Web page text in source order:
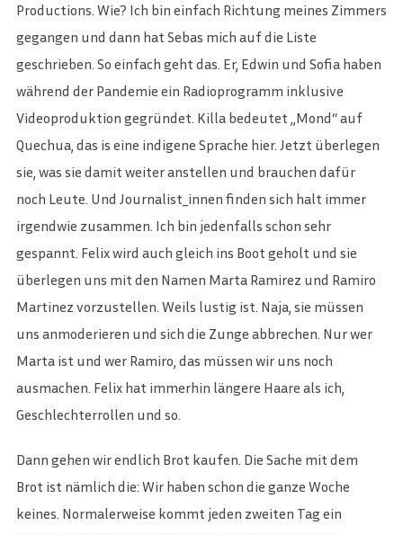
Productions. Wie? Ich bin einfach Richtung meines Zimmers
gegangen und dann hat Sebas mich auf die Liste
geschrieben. So einfach geht das. Er, Edwin und Sofia haben
während der Pandemie ein Radioprogramm inklusive
Videoproduktion gegründet. Killa bedeutet „Mond“ auf
Quechua, das is eine indigene Sprache hier. Jetzt überlegen
sie, was sie damit weiter anstellen und brauchen dafür
noch Leute. Und Journalist_innen finden sich halt immer
irgendwie zusammen. Ich bin jedenfalls schon sehr
gespannt. Felix wird auch gleich ins Boot geholt und sie
überlegen uns mit den Namen Marta Ramirez und Ramiro
Martinez vorzustellen. Weils lustig ist. Naja, sie müssen
uns anmoderieren und sich die Zunge abbrechen. Nur wer
Marta ist und wer Ramiro, das müssen wir uns noch
ausmachen. Felix hat immerhin längere Haare als ich,
Geschlechterrollen und so.
Dann gehen wir endlich Brot kaufen. Die Sache mit dem
Brot ist nämlich die: Wir haben schon die ganze Woche
keines. Normalerweise kommt jeden zweiten Tag ein